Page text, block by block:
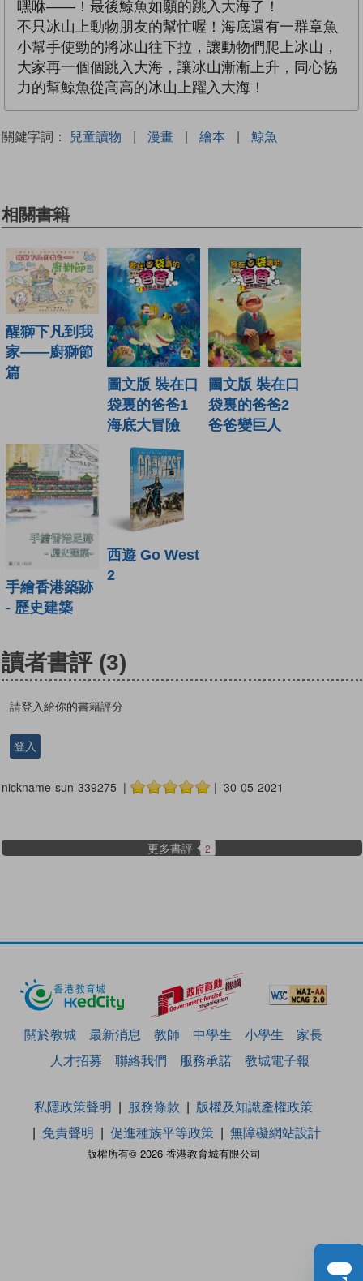
嘿咻――！最後鯨魚如願的跳入大海了！
不只冰山上動物朋友的幫忙喔！海底還有一群章魚
小幫手使勁的將冰山往下拉，讓動物們爬上冰山，
大家再一個個跳入大海，讓冰山漸漸上升，同心協
力的幫鯨魚從高高的冰山上躍入大海！
關鍵字詞： 兒童讀物 | 漫畫 | 繪本 | 鯨魚
相關書籍
醒獅下凡到我
家——廚獅節
篇
圖文版 裝在口
袋裏的爸爸1
海底大冒險
圖文版 裝在口
袋裏的爸爸2
爸爸變巨人
手繪香港築跡
- 歷史建築
西遊 Go West
2
讀者書評 (3)
請登入給你的書籍評分
登入
nickname-sun-339275 | | 30-05-2021
更多書評 2
關於教城 最新消息 教師 中學生 小學生
家長
人才招募
聯絡我們 服務承諾 教城電子報
版權所有© 2026 香港教育城有限公司
私隱政策聲明 服務條款
版權及知識產權政策
免責聲明
促進種族平等政策 無障礙網站設計